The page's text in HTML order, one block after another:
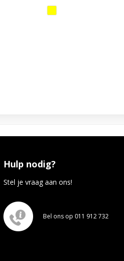
Hulp nodig?
Stel je vraag aan ons!
Bel ons op 011 912 732